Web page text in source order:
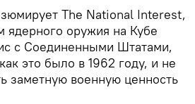
The National Interest,
ядерного оружия на Кубе
с Соединенными Штатами,
это было в 1962 году, и не
заметную военную ценность